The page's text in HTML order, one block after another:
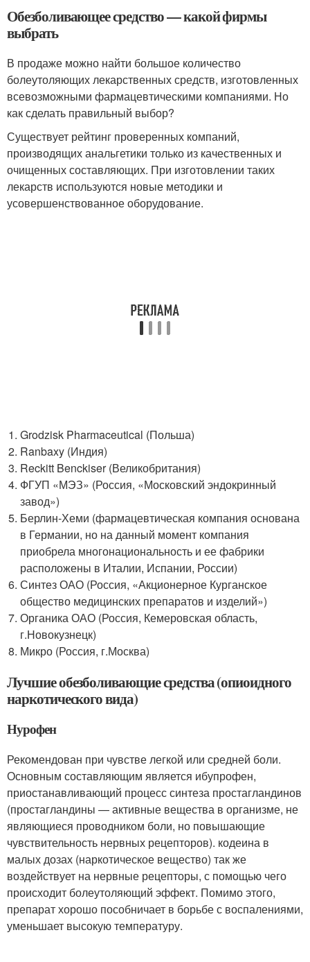
Обезболивающее средство — какой фирмы
выбрать
В продаже можно найти большое количество
болеутоляющих лекарственных средств, изготовленных
всевозможными фармацевтическими компаниями. Но
как сделать правильный выбор?
Существует рейтинг проверенных компаний,
производящих анальгетики только из качественных и
очищенных составляющих. При изготовлении таких
лекарств используются новые методики и
усовершенствованное оборудование.
Grodzisk Pharmaceutical (Польша)
Ranbaxy (Индия)
Reckitt Benckiser (Великобритания)
ФГУП «МЭЗ» (Россия, «Московский эндокринный
завод»)
Берлин-Хеми (фармацевтическая компания основана
в Германии, но на данный момент компания
приобрела многонациональность и ее фабрики
расположены в Италии, Испании, России)
Синтез ОАО (Россия, «Акционерное Курганское
общество медицинских препаратов и изделий»)
Органика ОАО (Россия, Кемеровская область,
г.Новокузнецк)
Микро (Россия, г.Москва)
Лучшие обезболивающие средства (опиоидного
наркотического вида)
Нурофен
Рекомендован при чувстве легкой или средней боли.
Основным составляющим является ибупрофен,
приостанавливающий процесс синтеза простагландинов
(простагландины — активные вещества в организме, не
являющиеся проводником боли, но повышающие
чувствительность нервных рецепторов). кодеина в
малых дозах (наркотическое вещество) так же
воздействует на нервные рецепторы, с помощью чего
происходит болеутоляющий эффект. Помимо этого,
препарат хорошо пособничает в борьбе с воспалениями,
уменьшает высокую температуру.